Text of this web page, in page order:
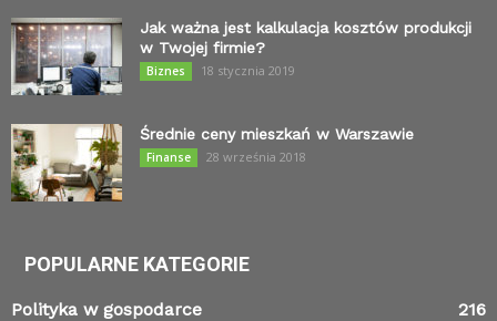
Jak ważna jest kalkulacja kosztów produkcji
w Twojej firmie?
Biznes 18 stycznia 2019
Średnie ceny mieszkań w Warszawie
Finanse 28 września 2018
POPULARNE KATEGORIE
Polityka w gospodarce
216